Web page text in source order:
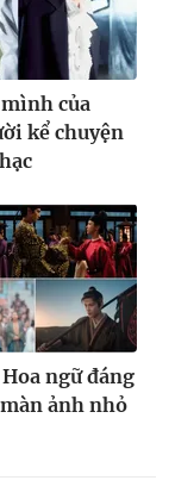
của
kể chuyện
ngữ đáng
ảnh nhỏ